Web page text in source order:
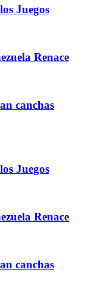
Juegos
Renace
canchas
Juegos
Renace
canchas